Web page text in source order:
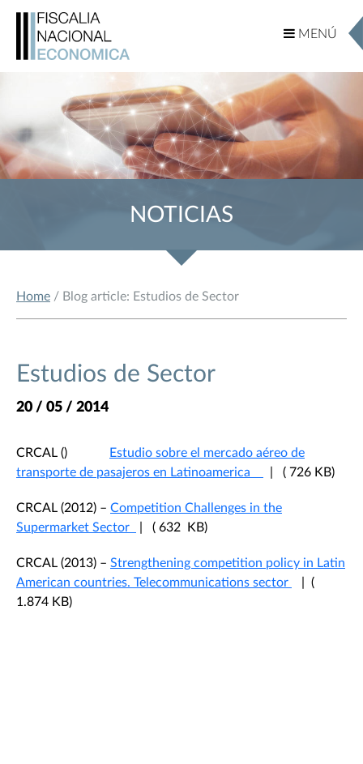
MENÚ
MENÚ
NOTICIAS
Home / Blog article: Estudios de Sector
Estudios de Sector
20 / 05 / 2014
CRCAL ()
Estudio sobre el mercado aéreo de
transporte de pasajeros en Latinoamerica
| ( 726 KB)
CRCAL (2012) – Competition Challenges in the
Supermarket Sector
| ( 632 KB)
CRCAL (2013) – Strengthening competition policy in Latin
American countries. Telecommunications sector
| (
1.874 KB)